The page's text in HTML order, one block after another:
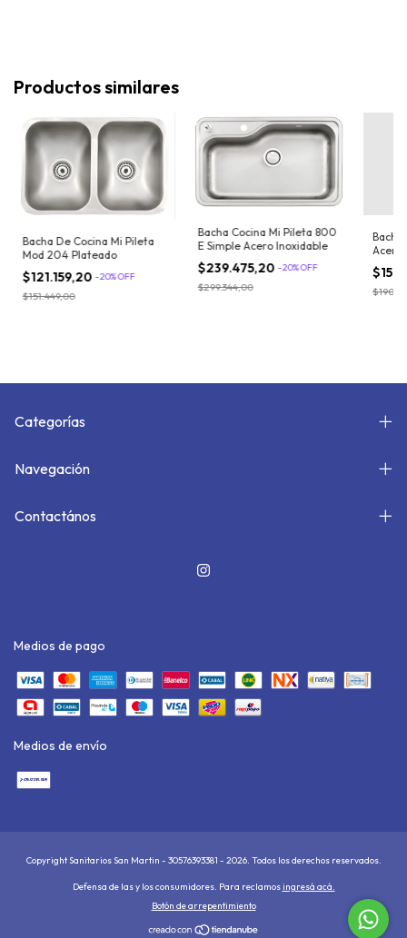
Productos similares
Bacha De Cocina Mi Pileta
Mod 204 Plateado
$121.159,20 -20%OFF
$151.449,00
Bacha Cocina Mi Pileta 800
E Simple Acero Inoxidable
$239.475,20 -20%OFF
$299.344,00
Bacha
Acero
Categorías
Navegación
Contactános
Medios de pago
Medios de envío
Copyright Sanitarios San Martin - 30576393381 - 2026. Todos los derechos reservados.
Defensa de las y los consumidores. Para reclamosingresá acá.
Botón de arrepentimiento